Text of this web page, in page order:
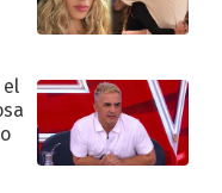
el